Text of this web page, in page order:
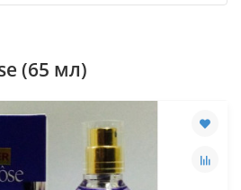
(65 мл)